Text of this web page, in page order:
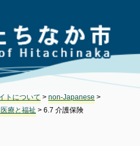
トについて > non-Japanese >
療と福祉 > 6.7 介護保険